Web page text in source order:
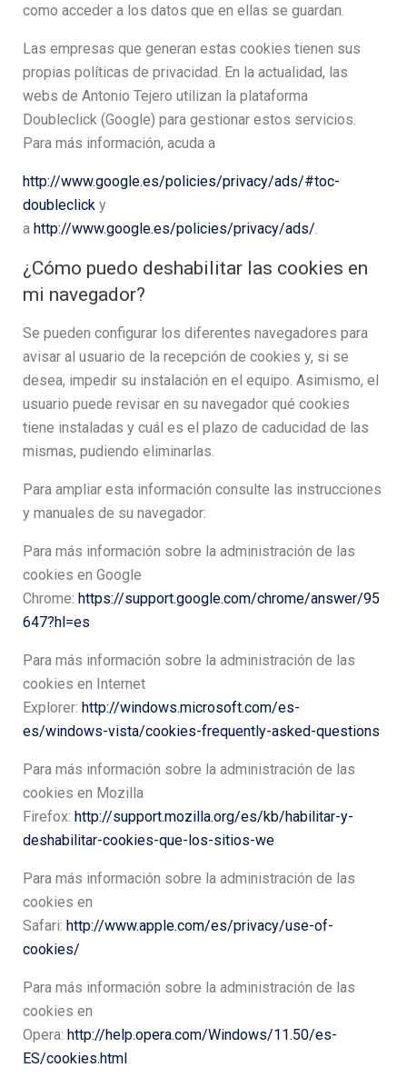
como acceder a los datos que en ellas se guardan.
Las empresas que generan estas cookies tienen sus
propias políticas de privacidad. En la actualidad, las
webs de Antonio Tejero utilizan la plataforma
Doubleclick (Google) para gestionar estos servicios.
Para más información, acuda a
http://www.google.es/policies/privacy/ads/#toc-
doubleclick y
a http://www.google.es/policies/privacy/ads/
¿Cómo puedo deshabilitar las cookies en
mi navegador?
Se pueden configurar los diferentes navegadores para
avisar al usuario de la recepción de cookies y, si se
desea, impedir su instalación en el equipo. Asimismo, el
usuario puede revisar en su navegador qué cookies
tiene instaladas y cuál es el plazo de caducidad de las
mismas, pudiendo eliminarlas.
Para ampliar esta información consulte las instrucciones
y manuales de su navegador:
Para más información sobre la administración de las
cookies en Google
Chrome: https://support.google.com/chrome/answer/95
647?hl=es
Para más información sobre la administración de las
cookies en Internet
Explorer: http://windows.microsoft.com/es-
es/windows-vista/cookies-frequently-asked-questions
Para más información sobre la administración de las
cookies en Mozilla
Firefox: http://support.mozilla.org/es/kb/habilitar-y-
deshabilitar-cookies-que-los-sitios-we
Para más información sobre la administración de las
cookies en
Safari: http://www.apple.com/es/privacy/use-of-
cookies/
Para más información sobre la administración de las
cookies en
Opera: http://help.opera.com/Windows/11.50/es-
ES/cookies.html